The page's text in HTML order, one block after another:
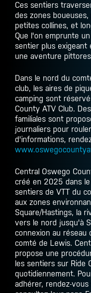
Ces sentiers
des zones
petites collines, et
Que l'on emprunte
sentier plus
une aventure
Dans le nord du
club, les aires de
camping sont
County ATV Club.
familiales sont
journaliers pour
d'informations,
Central Oswego
créé en 2025 dans
sentiers de VTT du
aux zones
Square/Hastings, la
vers le nord jusqu'à
connexion au réseau
comté de Lewis.
propose une
les sentiers sur Ride
quotidiennement.
adhérer, rendez-